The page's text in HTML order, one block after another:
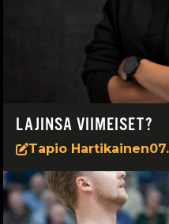
LAJINSA VIIMEISET?
Tapio Hartikainen